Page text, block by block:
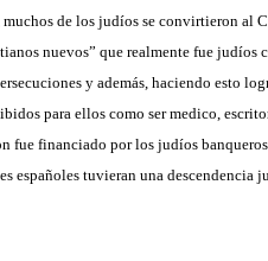
muchos de los judíos se convirtieron al
nuevos” que realmente fue judíos
y además, haciendo esto
para ellos como ser medico,
fue financiado por los judíos
españoles tuvieran una descendencia